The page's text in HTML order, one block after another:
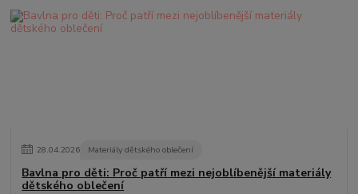
28.04.2026 Materiály dětského oblečení
Bavlna pro děti: Proč patří mezi nejoblíbenější materiály
dětského oblečení